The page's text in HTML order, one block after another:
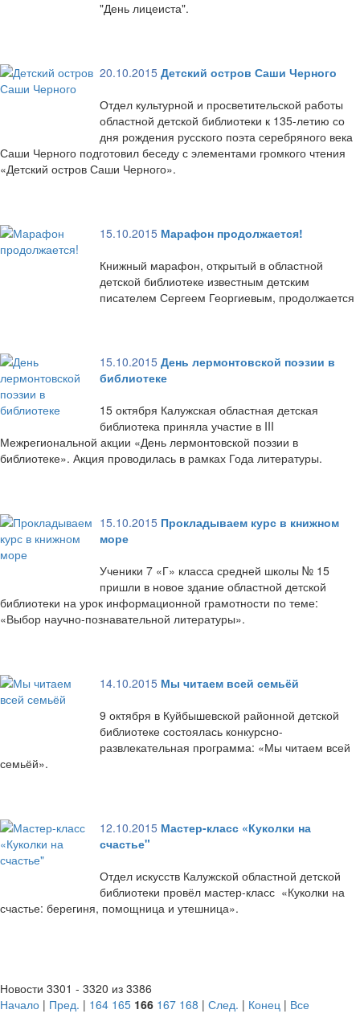
"День лицеиста".
20.10.2015 Детский остров Саши Черного
Отдел культурной и просветительской работы
областной детской библиотеки к 135-летию со
дня рождения русского поэта серебряного века
Саши Черного подготовил беседу с элементами громкого чтения
«Детский остров Саши Черного».
15.10.2015 Марафон продолжается!
Книжный марафон, открытый в областной
детской библиотеке известным детским
писателем Сергеем Георгиевым, продолжается
15.10.2015 День лермонтовской поэзии в
библиотеке
15 октября Калужская областная детская
библиотека приняла участие в III
Межрегиональной акции «День лермонтовской поэзии в
библиотеке». Акция проводилась в рамках Года литературы.
15.10.2015 Прокладываем курс в книжном
море
Ученики 7 «Г» класса средней школы № 15
пришли в новое здание областной детской
библиотеки на урок информационной грамотности по теме:
«Выбор научно-познавательной литературы».
14.10.2015 Мы читаем всей семьёй
9 октября в Куйбышевской районной детской
библиотеке состоялась конкурсно-
развлекательная программа: «Мы читаем всей
семьёй».
12.10.2015 Мастер-класс «Куколки на
счастье"
Отдел искусств Калужской областной детской
библиотеки провёл мастер-класс «Куколки на
счастье: берегиня, помощница и утешница».
Новости 3301 - 3320 из 3386
Начало | Пред. | 164 165 166 167 168 | След. | Конец | Все